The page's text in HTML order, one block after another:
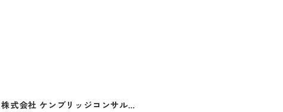
株式会社 ケンブリッジコンサルテ